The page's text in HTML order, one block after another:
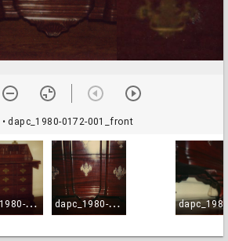
• dapc_1980-0172-001_front
d
apc_1980-0172-002_open d
apc_1980-0172-003_skirt